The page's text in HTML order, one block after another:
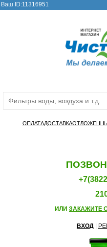
Ваш ID:11316951
ОПЛАТАДОСТАВКА
ИЛИ ЗАКАЖИТЕ
ВХОД